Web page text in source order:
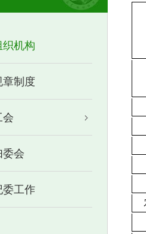
织机构
章制度
会
委会
委工作